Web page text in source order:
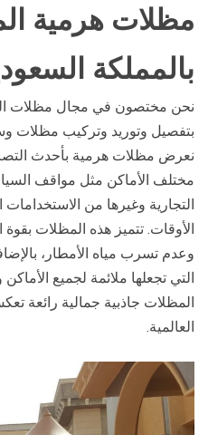
مظلات هرمية
بالمملكة
نحن مختصون في مجال مظلات
بتفصيل وتوريد وتركيب مظلات
نعرض مظلات هرمية بأحدث
مختلف الأماكن مثل مواقف
التجارية وغيرها من الاستخدامات
الأوقات. تتميز هذه المظلات
وعدم تسرب مياه الأمطار،
التي تجعلها ملائمة لجميع
المظلات جاذبية جمالية رائعة
العالمية.